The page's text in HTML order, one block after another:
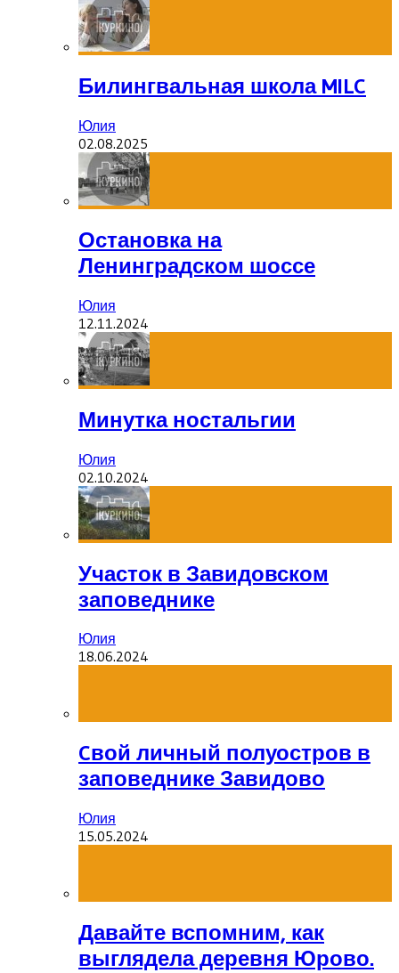
Билингвальная школа MILC
Юлия
02.08.2025
Остановка на
Ленинградском шоссе
Юлия
12.11.2024
Минутка ностальгии
Юлия
02.10.2024
Участок в Завидовском
заповеднике
Юлия
18.06.2024
Cвой личный полуостров в
заповеднике Завидово
Юлия
15.05.2024
Давайте вспомним, как
выглядела деревня Юрово.